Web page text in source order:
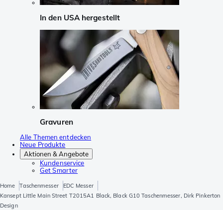
In den USA hergestellt
Gravuren
Alle Themen entdecken
Neue Produkte
Aktionen & Angebote
Kundenservice
Get Smarter
Home Taschenmesser
EDC Messer
Kansept Little Main Street T2015A1 Black, Black G10 Taschenmesser, Dirk Pinkerton
Design